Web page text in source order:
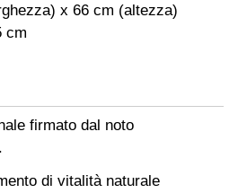
x 66 cm (altezza)
cm
firmato dal noto
di vitalità naturale